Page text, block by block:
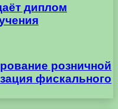
диплом
розничной
фискального